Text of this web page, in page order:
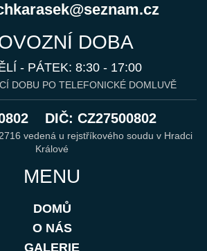
DOBA
- PÁTEK: 8:30 - 17:00
DOBU PO TELEFONICKÉ DOMLUVĚ
DIČ: CZ27500802
vedená u rejstříkového soudu v Hradci
Králové
MENU
DOMŮ
O NÁS
GALERIE